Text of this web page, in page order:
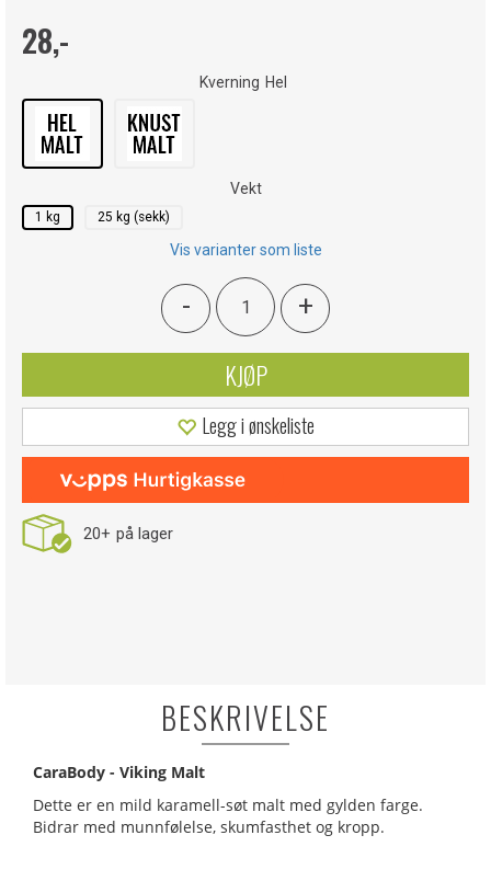
28,-
Kverning Hel
Vekt
1 kg 25 kg (sekk)
Vis varianter som liste
- +
KJØP
Legg i ønskeliste
20+ på lager
BESKRIVELSE
CaraBody - Viking Malt
Dette er en mild karamell-søt malt med gylden farge.
Bidrar med munnfølelse, skumfasthet og kropp.